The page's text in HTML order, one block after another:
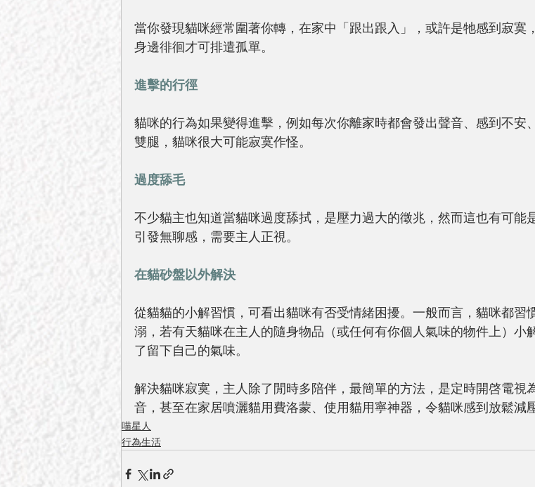
當你發現貓咪經常圍著你轉，在家中「跟出跟入」，或許是牠感到寂寞
身邊徘徊才可排遣孤單。
進擊的行徑
貓咪的行為如果變得進擊，例如每次你離家時都會發出聲音、感到不安
雙腿，貓咪很大可能寂寞作怪。
過度舔毛
不少貓主也知道當貓咪過度舔拭，是壓力過大的徵兆，然而這也有可能
引發無聊感，需要主人正視。
在貓砂盤以外解決
從貓貓的小解習慣，可看出貓咪有否受情緒困擾。一般而言，貓咪都習
溺，若有天貓咪在主人的隨身物品（或任何有你個人氣味的物件上）小
了留下自己的氣味。
解決貓咪寂寞，主人除了閒時多陪伴，最簡單的方法，是定時開啓電視
音，甚至在家居噴灑貓用費洛蒙、使用貓用寧神器，令貓咪感到放鬆減壓
喵星人
行為生活